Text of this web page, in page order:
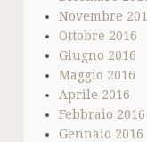
Novembre
Ottobre 2016
Giugno 2016
Maggio 2016
Aprile 2016
Febbraio 2016
Gennaio 2016